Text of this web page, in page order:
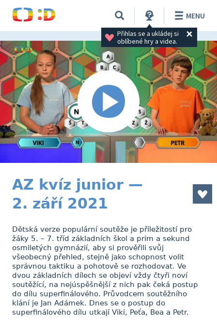
Přihlas se a ukládej si
oblíbené hry a videa.
MENU
AZ kvíz junior —
2. září 2021
Dětská verze populární soutěže je příležitostí pro
žáky 5. – 7. tříd základních škol a prim a sekund
osmiletých gymnázií, aby si prověřili svůj
všeobecný přehled, stejně jako schopnost volit
správnou taktiku a pohotově se rozhodovat. Ve
dvou základních dílech se objeví vždy čtyři noví
soutěžící, na nejúspěšnější z nich pak čeká postup
do dílu superfinálového. Průvodcem soutěžního
klání je Jan Adámek. Dnes se o postup do
superfinálového dílu utkají Viki, Peťa, Bea a Petr.